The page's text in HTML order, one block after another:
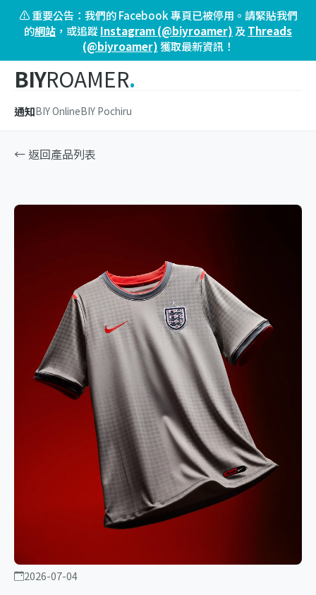
⚠️ 重要公告：我們的 Facebook 專頁已被停用。請緊貼我們
的網站 ，或追蹤Instagram (@biyroamer) 及 Threads
(@biyroamer)獲取最新資訊！
BIYROAMER.
通知BIY OnlineBIY Pochiru
← 返回產品列表
2026-07-04